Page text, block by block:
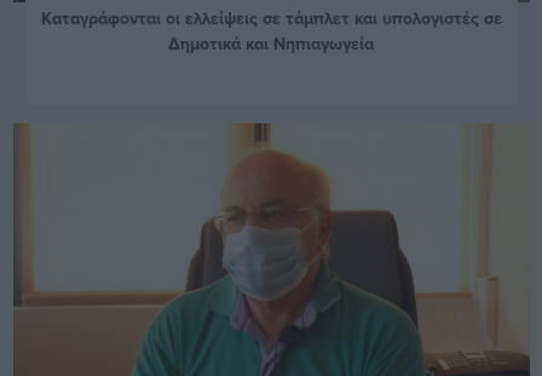
Καταγράφονται οι ελλείψεις σε τάμπλετ και υπολογιστές σε
Δημοτικά και Νηπιαγωγεία